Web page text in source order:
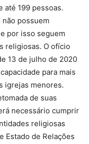
até 199 pessoas.
possuem
por isso seguem
religiosas. O ofício
13 de julho de 2020
para mais
igrejas menores.
de suas
necessário cumprir
religiosas
Estado de Relações